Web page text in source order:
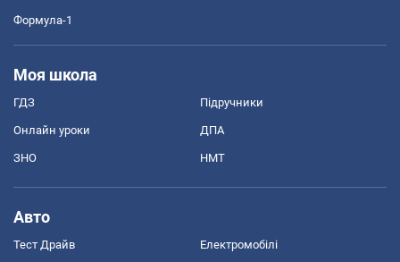
Формула-1
Моя школа
ГДЗ Підручники
Онлайн уроки ДПА
ЗНО НМТ
Авто
Тест Драйв Електромобілі